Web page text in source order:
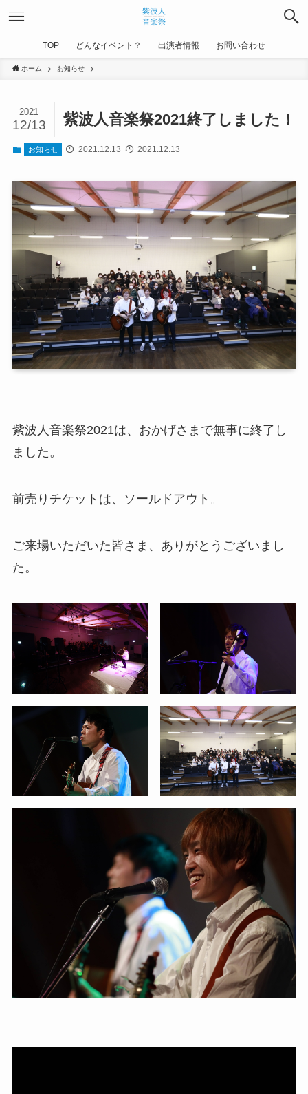
TOP どんなイベント？ 出演者情報 お問い合わせ
ホーム お知らせ
紫波人音楽祭2021終了しました！
2021
12/13
お知らせ 2021.12.13 2021.12.13
紫波人音楽祭2021は、おかげさまで無事に終了し
ました。
前売りチケットは、ソールドアウト。
ご来場いただいた皆さま、ありがとうございまし
た。